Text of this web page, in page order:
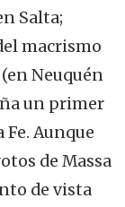
Salta;
macrismo
Neuquén
un primer
Aunque
de Massa
de vista